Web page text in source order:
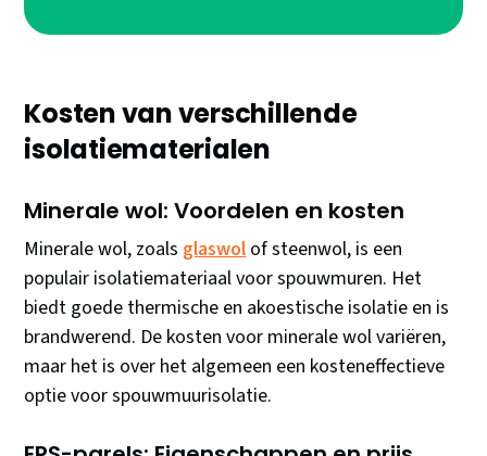
Kosten van verschillende
isolatiematerialen
Minerale wol: Voordelen en kosten
Minerale wol, zoals glaswolof steenwol, is een
populair isolatiemateriaal voor spouwmuren. Het
biedt goede thermische en akoestische isolatie en is
brandwerend. De kosten voor minerale wol variëren,
maar het is over het algemeen een kosteneffectieve
optie voor spouwmuurisolatie.